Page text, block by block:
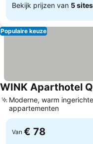
Bekijk prijzen van 5 sites
Populaire keuze
WINK Aparthotel
Moderne, warm ingerichte
appartementen
Van € 78